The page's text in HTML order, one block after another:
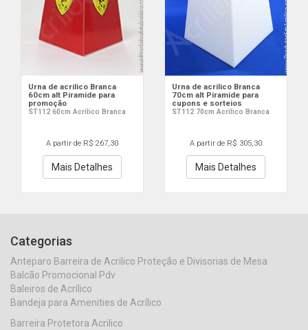
Urna de acrilico Branca
60cm alt Piramide para
promoção
ST112 60cm Acrilico Branca
A partir de R$ 267,30
Mais Detalhes
Urna de acrilico Branca
70cm alt Piramide para
cupons e sorteios
ST112 70cm Acrilico Branca
A partir de R$ 305,30
Mais Detalhes
Categorias
Anteparo Barreira de Acrilico Proteção e Divisorias de Mesa
Balcão Promocional Pdv
Baleiros de Acrílico
Bandeja para Amenities de Acrílico
Barreira Protetora Acrilico